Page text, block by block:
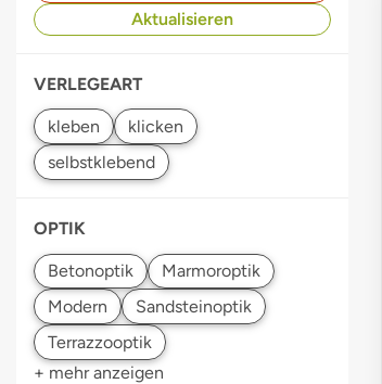
Aktualisieren
VERLEGEART
OPTIK
+ mehr anzeigen